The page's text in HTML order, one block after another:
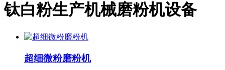
钛白粉生产机械磨粉机设备
超细微粉磨粉机